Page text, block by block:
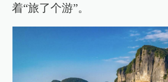
着“旅了个游”。